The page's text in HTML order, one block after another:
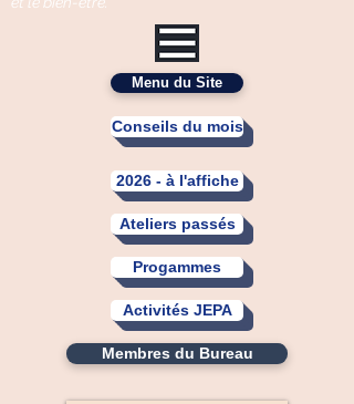
Menu du Site
Conseils du mois
2026 - à l'affiche
Ateliers passés
Progammes
Activités JEPA
Membres du Bureau